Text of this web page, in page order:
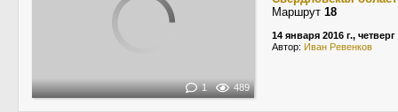
1 489
Маршрут 18
14 января 2016 г., четверг
Автор: Иван Ревенков